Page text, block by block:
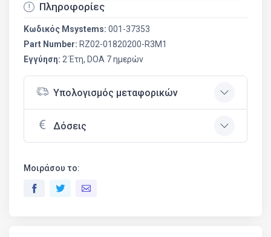
Πληροφορίες
Κωδικός Msystems: 001-37353
Part Number: RZ02-01820200-R3M1
Εγγύηση: 2 Έτη, DOA 7 ημερών
Υπολογισμός μεταφορικών
Δόσεις
Μοιράσου το: